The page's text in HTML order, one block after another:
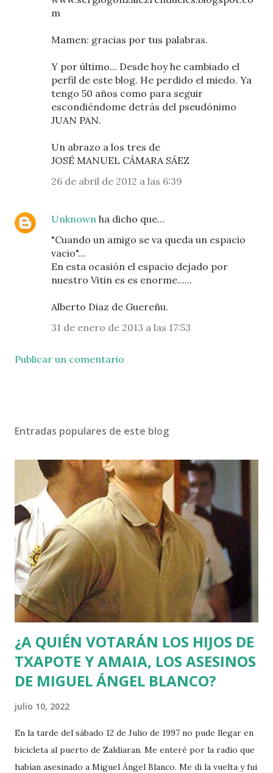
m
Mamen: gracias por tus palabras.
Y por último... Desde hoy he cambiado el
perfil de este blog. He perdido el miedo. Ya
tengo 50 años como para seguir
escondiéndome detrás del pseudónimo
JUAN PAN.
Un abrazo a los tres de
JOSÉ MANUEL CÁMARA SÁEZ
26 de abril de 2012 a las 6:39
Unknown ha dicho que…
"Cuando un amigo se va queda un espacio
vacio"...
En esta ocasión el espacio dejado por
nuestro Vitin es es enorme......
Alberto Diaz de Guereñu.
31 de enero de 2013 a las 17:53
Publicar un comentario
Entradas populares de este blog
¿A QUIÉN VOTARÁN LOS HIJOS DE
TXAPOTE Y AMAIA, LOS ASESINOS
DE MIGUEL ÁNGEL BLANCO?
julio 10, 2022
En la tarde del sábado 12 de Julio de 1997 no pude llegar en
bicicleta al puerto de Zaldiaran. Me enteré por la radio que
habían asesinado a Miguel Ángel Blanco. Me di la vuelta y fui